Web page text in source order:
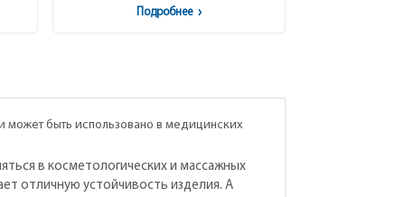
Подробнее ›
может быть использовано в медицинских
в косметологических и массажных
отличную устойчивость изделия. А